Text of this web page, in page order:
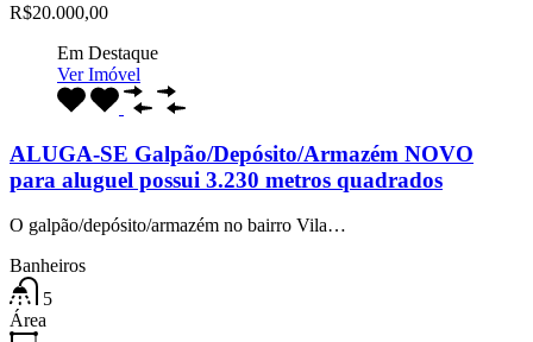
R$20.000,00
Em Destaque
Ver Imóvel
ALUGA-SE Galpão/Depósito/Armazém NOVO
para aluguel possui 3.230 metros quadrados
O galpão/depósito/armazém no bairro Vila…
Banheiros
5
Área